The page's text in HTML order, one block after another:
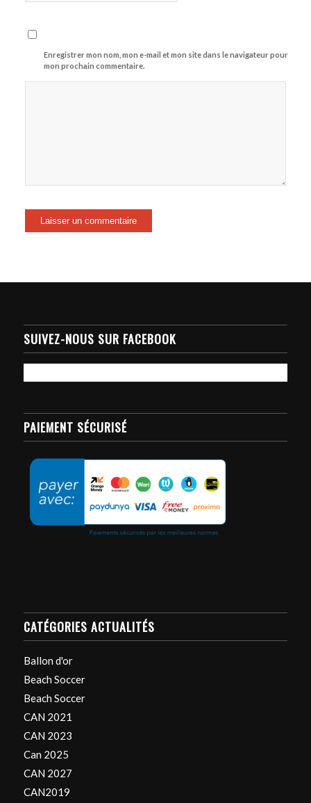
Enregistrer mon nom, mon e-mail et mon site dans le navigateur pour
mon prochain commentaire.
SUIVEZ-NOUS SUR FACEBOOK
PAIEMENT SÉCURISÉ
CATÉGORIES ACTUALITÉS
Ballon d'or
Beach Soccer
Beach Soccer
CAN 2021
CAN 2023
Can 2025
CAN 2027
CAN2019